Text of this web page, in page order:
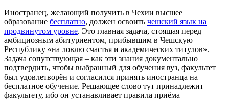
Иностранец, желающий получить в Чехии высшее
образование бесплатно, должен освоить чешский язык на
продвинутом уровне. Это главная задача, стоящая перед
амбициозным абитуриентом, прибывшим в Чешскую
Республику «на ловлю счастья и академических титулов».
Задача сопутствующая – как эти знания документально
подтвердить, чтобы выбранный для обучения вуз, факультет
был удовлетворён и согласился принять иностранца на
бесплатное обучение. Решающее слово тут принадлежит
факультету, ибо он устанавливает правила приёма